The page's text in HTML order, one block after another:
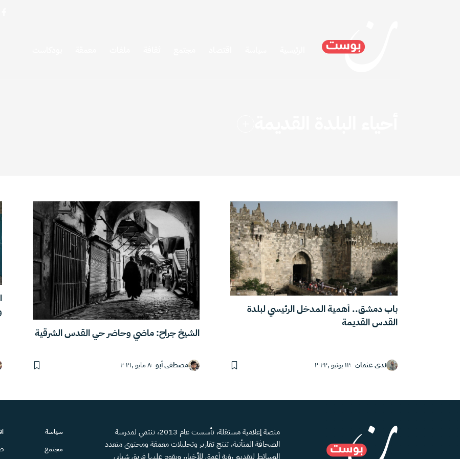
باب دمشق.. أهمية المدخل الرئيسي لبلدة
القدس القديمة
ندى عثمان ١٢ يونيو ,٢٠٢٢
الشيخ جراح: ماضي وحاضر حي القدس الشرقية
مصطفى أبو ٨ مايو ,٢٠٢١
منصة إعلامية مستقلة، تأسست عام 2013، تنتمي لمدرسة
الصحافة المتأنية، تنتج تقارير وتحليلات معمقة ومحتوى متعدد
الوسائط لتقديم رؤية أعمق للأخبار، ويقوم عليها فريق شبابي
سياسة
مجتمع